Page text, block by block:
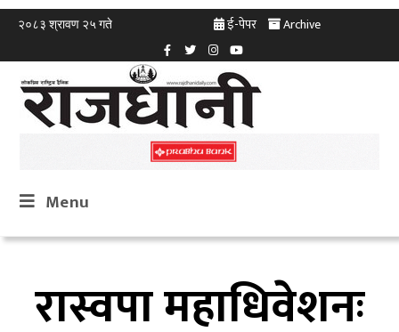
२०८३ श्रावण २५ गते ई-पेपर Archive
Menu
रास्वपा महाधिवेशनः